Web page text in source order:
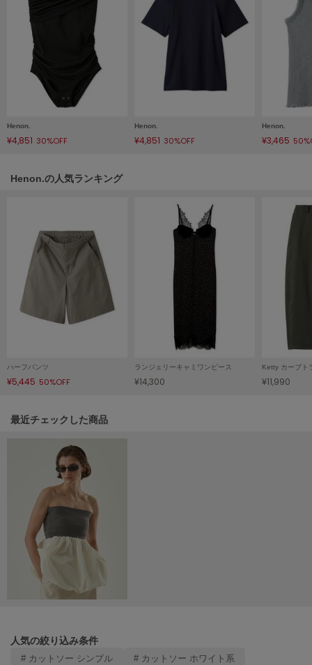
LILY BROWN
リリーブラウン
LILY BROWN Lingerie
リリーブラウンランジェリー
LITTLE UNION TOKYO
メイドオブオーガニクス
MIESROHE
ミースロエ
miies miim
ミーエスミーム
MOIGE
ミュシャ
NEW Balance
ニューバランス
NIKE
ナイキ
ナウンス
ヌル
Henon.
¥4,851 30%OFF
Henon.
¥4,851 30%OFF
Henon.
¥3,465
Henon.の人気ランキング
ハーフパンツ
¥5,445 50%OFF
ランジェリーキャミワンピース
¥14,300
Ketty カーブト
¥11,990
関連記事
最近チェックした商品
人気の絞り込み条件
# カットソー シンプル # カットソー ホワイト系